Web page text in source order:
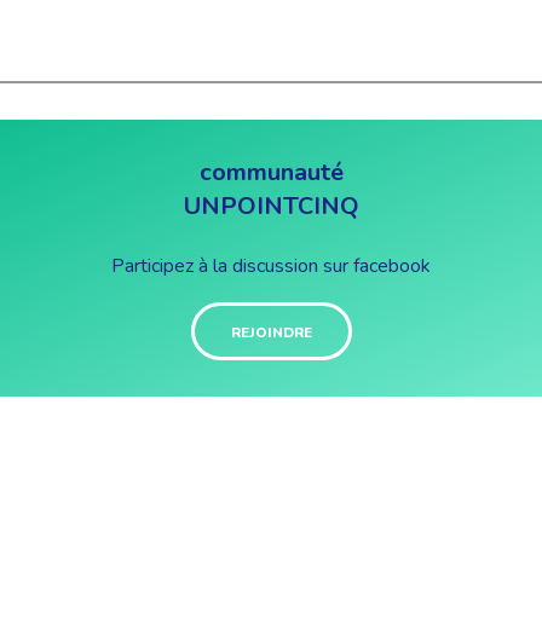
communauté
UNPOINTCINQ
Participez à la discussion sur facebook
REJOINDRE